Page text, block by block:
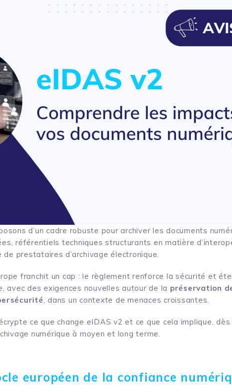
d’un cadre robuste pour archiver les documents
référentiels techniques structurants en matière
prestataires d’archivage électronique.
franchit un cap : le règlement renforce la sécurité et
avec des exigences nouvelles autour de la préservation
, dans un contexte de menaces croissantes.
ce que change eIDAS v2 et ce que cela implique,
numérique à moyen et long terme.
européen de la confiance